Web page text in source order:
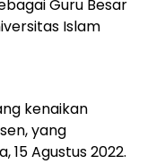
Guru Besar
Islam
kenaikan
yang
Agustus 2022.